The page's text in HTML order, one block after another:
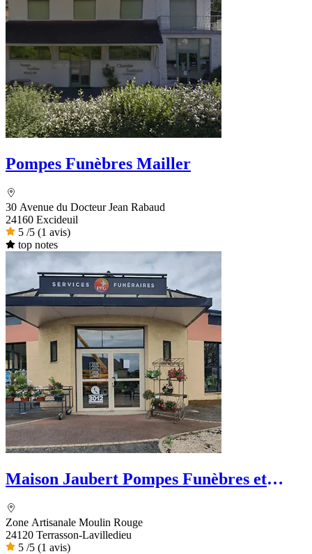
Pompes Funèbres Mailler
30 Avenue du Docteur Jean Rabaud
24160 Excideuil
5 /5 (1 avis)
top notes
Maison Jaubert Pompes Funèbres et
Zone Artisanale Moulin Rouge
24120 Terrasson-Lavilledieu
5 /5 (1 avis)